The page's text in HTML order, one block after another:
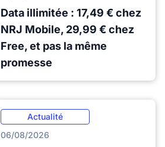
Data illimitée : 17,49 € chez
NRJ Mobile, 29,99 € chez
Free, et pas la même
promesse
Actualité
06/08/2026